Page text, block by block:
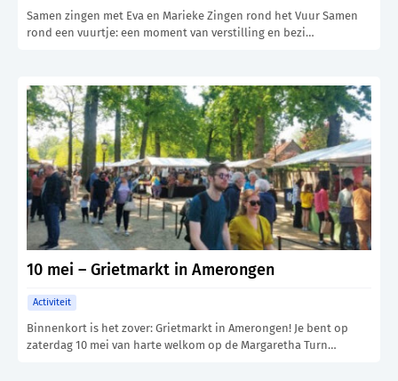
Samen zingen met Eva en Marieke Zingen rond het Vuur Samen
rond een vuurtje: een moment van verstilling en bezi…
10 mei – Grietmarkt in Amerongen
Activiteit
Binnenkort is het zover: Grietmarkt in Amerongen! Je bent op
zaterdag 10 mei van harte welkom op de Margaretha Turn…